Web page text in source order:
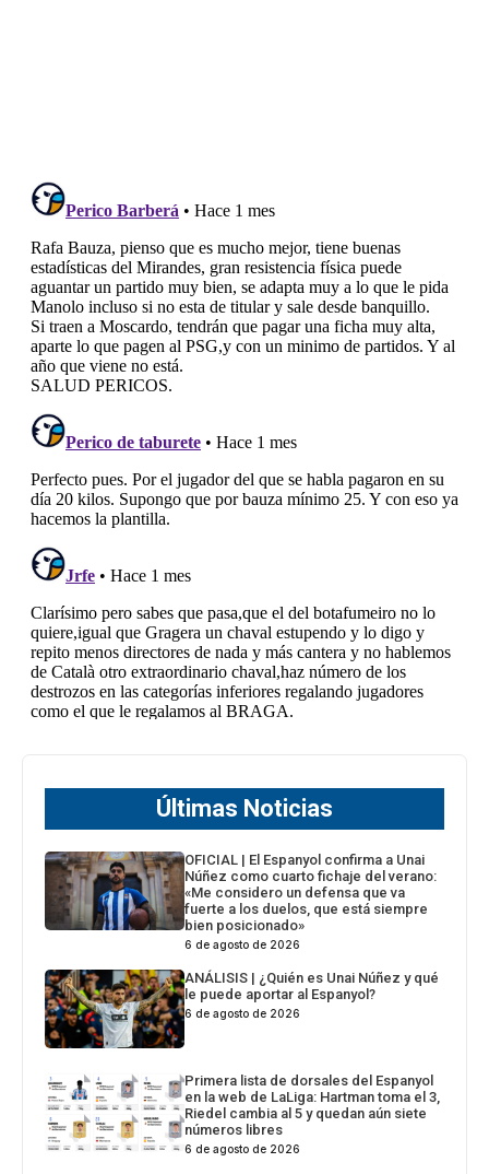
Últimas Noticias
OFICIAL | El Espanyol confirma a Unai
Núñez como cuarto fichaje del verano:
«Me considero un defensa que va
fuerte a los duelos, que está siempre
bien posicionado»
6 de agosto de 2026
ANÁLISIS | ¿Quién es Unai Núñez y qué
le puede aportar al Espanyol?
6 de agosto de 2026
Primera lista de dorsales del Espanyol
en la web de LaLiga: Hartman toma el 3,
Riedel cambia al 5 y quedan aún siete
números libres
6 de agosto de 2026